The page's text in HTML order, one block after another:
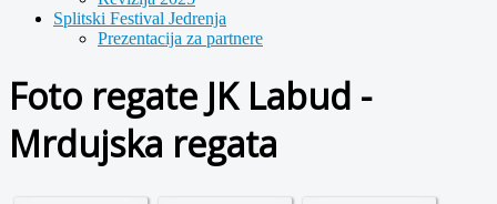
Splitski Festival Jedrenja
Prezentacija za partnere
Foto regate JK Labud -
Mrdujska regata